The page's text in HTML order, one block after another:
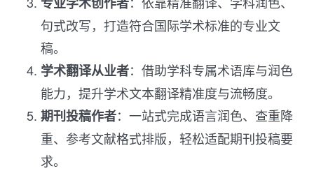
句式改写，打造符合国际学术标准的专业文
稿。
学术翻译从业者：借助学科专属术语库与润色
能力，提升学术文本翻译精准度与流畅度。
期刊投稿作者：一站式完成语言润色、查重降
重、参考文献格式排版，轻松适配期刊投稿要
求。